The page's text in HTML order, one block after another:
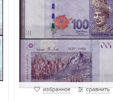
избранное сравнить